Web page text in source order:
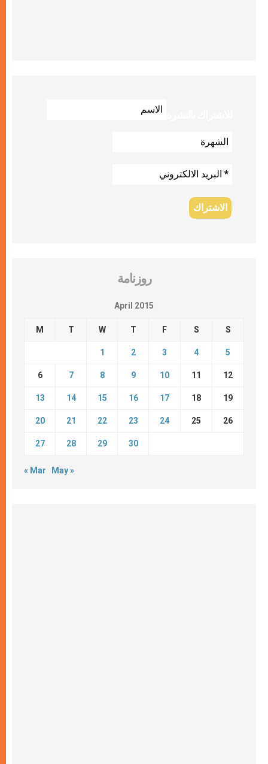
روزنامة
April 2015
M T W T F S S
1 2 3 4 5
6 7 8 9 10 11 12
13 14 15 16 17 18 19
20 21 22 23 24 25 26
27 28 29 30
« Mar May »